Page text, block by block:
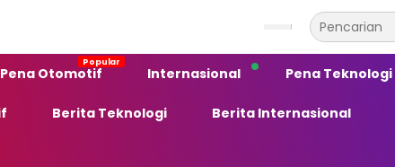
Pena Otomotif Internasional Pena Teknologi
Berita Teknologi Berita Internasional